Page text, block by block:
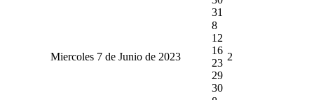
31
Miercoles 7 de Junio de 2023
8
12
16
23
29
30
2